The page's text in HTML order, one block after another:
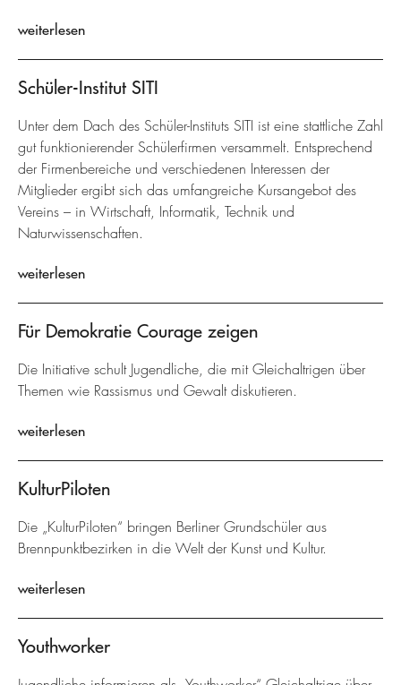
weiterlesen
Schüler-Institut SITI
Unter dem Dach des Schüler-Instituts SITI ist eine stattliche Zahl
gut funktionierender Schülerfirmen versammelt. Entsprechend
der Firmenbereiche und verschiedenen Interessen der
Mitglieder ergibt sich das umfangreiche Kursangebot des
Vereins – in Wirtschaft, Informatik, Technik und
Naturwissenschaften.
weiterlesen
Für Demokratie Courage zeigen
Die Initiative schult Jugendliche, die mit Gleichaltrigen über
Themen wie Rassismus und Gewalt diskutieren.
weiterlesen
KulturPiloten
Die „KulturPiloten“ bringen Berliner Grundschüler aus
Brennpunktbezirken in die Welt der Kunst und Kultur.
weiterlesen
Youthworker